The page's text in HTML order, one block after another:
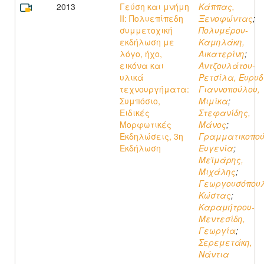
2013
Γεύση και μνήμη
II: Πολυεπίπεδη
συμμετοχική
εκδήλωση με
λόγο, ήχο,
εικόνα και
υλικά
τεχνουργήματα:
Συμπόσιο,
Ειδικές
Μορφωτικές
Εκδηλώσεις, 3η
Εκδήλωση
Κάππας,
Ξενοφώντας;
Πολυμέρου-
Καμηλάκη,
Αικατερίνη;
Αντζουλάτου-
Ρετσίλα,
Γιαννοπούλου,
Μιμίκα;
Στεφανίδης,
Μάνος;
Ευγενία;
Μεϊμάρης,
Μιχάλης;
Κώστας;
Καραμήτρου-
Μεντεσίδη,
Γεωργία;
Σερεμετάκη,
Νάντια